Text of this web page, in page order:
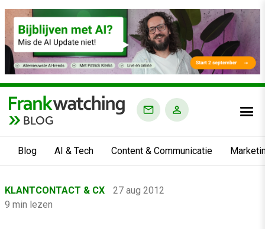
BLOG
Blog AI & Tech Content & Communicatie
›KLANTCONTACT & CX
27 aug 2012
9 min lezen